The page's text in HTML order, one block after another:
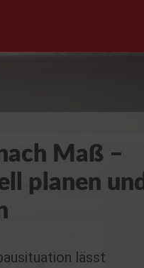
Maß –
planen und
lässt